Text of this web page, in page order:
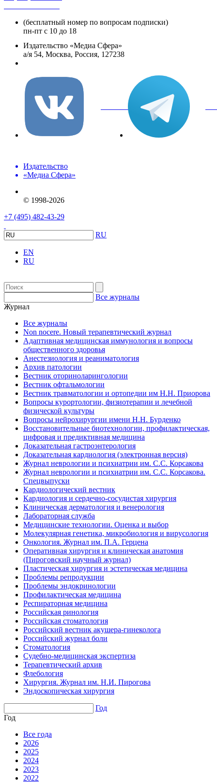
(бесплатный номер по вопросам подписки)
пн-пт с 10 до 18
Издательство «Медиа Сфера»
а/я 54, Москва, Россия, 127238
вКонтакте
Издательство
«Медиа Сфера»
© 1998-2026
+7 (495) 482-43-29
RU
EN
RU
Все журналы
Журнал
Все журналы
Non nocere. Новый терапевтический журнал
Адаптивная медицинская иммунология и вопросы
общественного здоровья
Анестезиология и реаниматология
Архив патологии
Вестник оториноларингологии
Вестник офтальмологии
Вестник травматологии и ортопедии им Н.Н. Приорова
Вопросы курортологии, физиотерапии и лечебной
физической культуры
Вопросы нейрохирургии имени Н.Н. Бурденко
Восстановительные биотехнологии, профилактическая,
цифровая и предиктивная медицина
Доказательная гастроэнтерология
Доказательная кардиология (электронная версия)
Журнал неврологии и психиатрии им. С.С. Корсакова
Журнал неврологии и психиатрии им. С.С. Корсакова.
Спецвыпуски
Кардиологический вестник
Кардиология и сердечно-сосудистая хирургия
Клиническая дерматология и венерология
Лабораторная служба
Медицинские технологии. Оценка и выбор
Молекулярная генетика, микробиология и вирусология
Онкология. Журнал им. П.А. Герцена
Оперативная хирургия и клиническая анатомия
(Пироговский научный журнал)
Пластическая хирургия и эстетическая медицина
Проблемы репродукции
Проблемы эндокринологии
Профилактическая медицина
Респираторная медицина
Российская ринология
Российская стоматология
Российский вестник акушера-гинеколога
Российский журнал боли
Стоматология
Судебно-медицинская экспертиза
Терапевтический архив
Флебология
Хирургия. Журнал им. Н.И. Пирогова
Эндоскопическая хирургия
Год
Год
Все года
2026
2025
2024
2023
2022